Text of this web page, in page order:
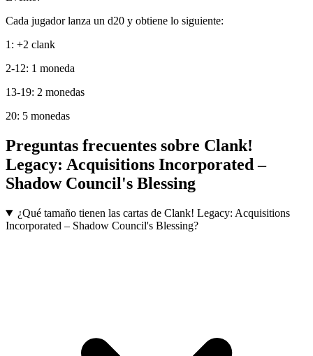
Cada jugador lanza un d20 y obtiene lo siguiente:
1: +2 clank
2-12: 1 moneda
13-19: 2 monedas
20: 5 monedas
Preguntas frecuentes sobre Clank!
Legacy: Acquisitions Incorporated –
Shadow Council's Blessing
¿Qué tamaño tienen las cartas de Clank! Legacy: Acquisitions
Incorporated – Shadow Council's Blessing?